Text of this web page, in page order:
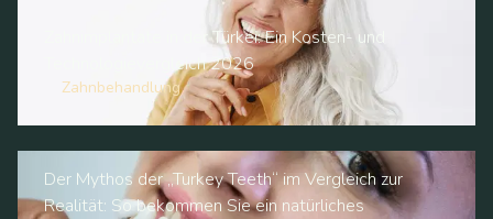
Zahnimplantate in der Türkei: Ein Kosten- und
Technologievergleich 2026
Zahnbehandlung
Der Mythos der „Turkey Teeth“ im Vergleich zur
Realität: So bekommen Sie ein natürliches